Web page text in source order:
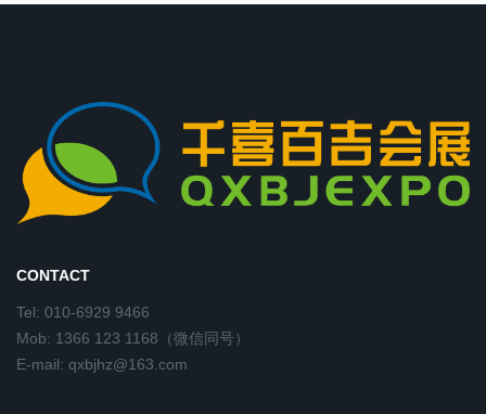
CONTACT
Tel: 010-6929 9466
Mob: 1366 123 1168（微信同号）
E-mail: qxbjhz@163.com